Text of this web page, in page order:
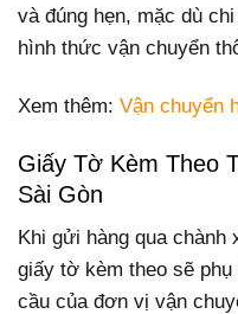
và đúng hẹn, mặc dù
hình thức vận chuyển
Xem thêm: Vận chuyển
Giấy Tờ Kèm Theo
Sài Gòn
Khi gửi hàng qua chành
giấy tờ kèm theo sẽ
cầu của đơn vị vận